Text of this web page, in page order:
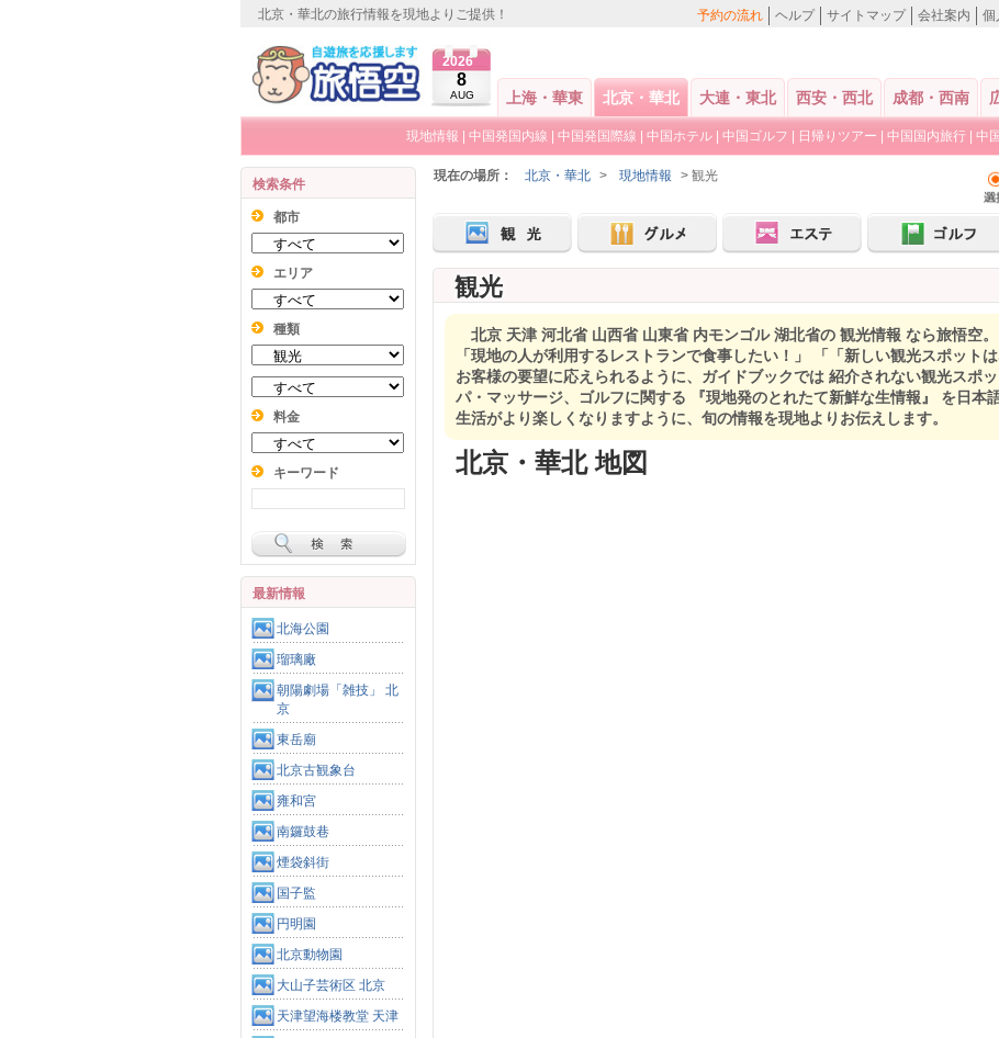
北京・華北の旅行情報を現地よりご提供！ 予約の流れ ヘルプ サイトマップ 会社案内 個
2026
8
AUG 上海・華東 北京・華北 大連・東北 西安・西北 成都・西南
現地情報 中国発国内線 中国発国際線 中国ホテル 中国ゴルフ 日帰りツアー 中国国内旅行 中
検索条件
都市
エリア
種類
料金
キーワード
最新情報
北海公園
瑠璃廠
朝陽劇場「雑技」 北
京
東岳廟
北京古観象台
雍和宮
南鑼鼓巷
煙袋斜街
国子監
円明園
北京動物園
大山子芸術区 北京
天津望海楼教堂 天津
現在の場所： 北京・華北 > 現地情報 > 観光
観光
北京 天津 河北省 山西省 山東省 内モンゴル 湖北省の 観光情報 なら旅悟空。
「現地の人が利用するレストランで食事したい！」 「「新しい観光スポット
お客様の要望に応えられるように、ガイドブックでは 紹介されない観光スポ
パ・マッサージ、ゴルフに関する 『現地発のとれたて新鮮な生情報』 を日本
生活がより楽しくなりますように、旬の情報を現地よりお伝えします。
北京・華北 地図